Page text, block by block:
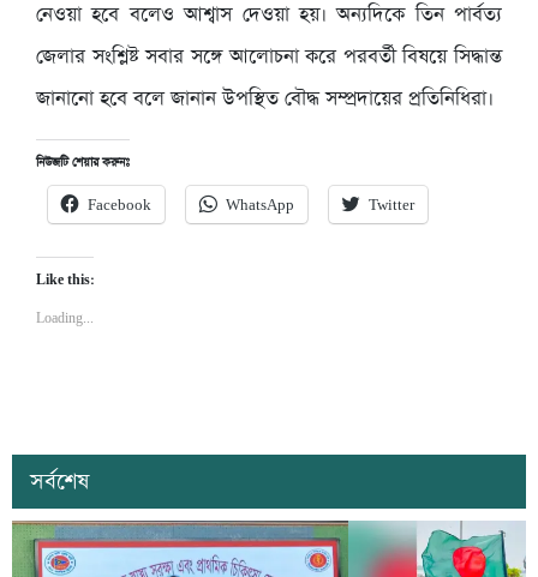
নেওয়া হবে বলেও আশ্বাস দেওয়া হয়। অন্যদিকে তিন পার্বত্য
জেলার সংশ্লিষ্ট সবার সঙ্গে আলোচনা করে পরবর্তী বিষয়ে সিদ্ধান্ত
জানানো হবে বলে জানান উপস্থিত বৌদ্ধ সম্প্রদায়ের প্রতিনিধিরা।
নিউজটি শেয়ার করুনঃ
Facebook WhatsApp Twitter
Like this:
Loading...
সর্বশেষ